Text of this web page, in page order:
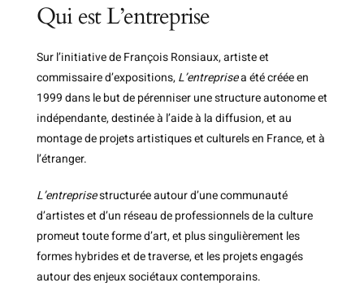
Qui est L’entreprise
Sur l’initiative de François Ronsiaux, artiste et
commissaire d’expositions,L’entreprisea été créée en
1999 dans le but de pérenniser une structure autonome et
indépendante, destinée à l’aide à la diffusion, et au
montage de projets artistiques et culturels en France, et à
l’étranger.
L’entreprisestructurée autour d’une communauté
d’artistes et d’un réseau de professionnels de la culture
promeut toute forme d’art, et plus singulièrement les
formes hybrides et de traverse, et les projets engagés
autour des enjeux sociétaux contemporains.